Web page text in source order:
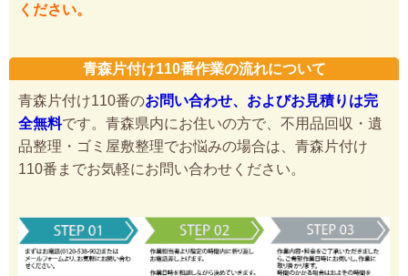
ください。
青森片付け110番作業の流れについて
青森片付け110番のお問い合わせ、およびお見積りは完
全無料です。青森県内にお住いの方で、不用品回収・遺
品整理・ゴミ屋敷整理でお悩みの場合は、青森片付け
110番までお気軽にお問い合わせください。